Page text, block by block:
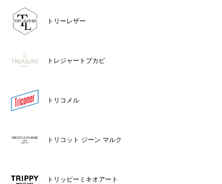
トリーレザー
トレジャートプカピ
トリコメル
トリコット ジーン マルク
トリッピーミキオアート